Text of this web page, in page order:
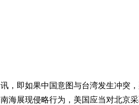
讯，即如果中国意图与台湾发生冲突
南海展现侵略行为，美国应当对北京